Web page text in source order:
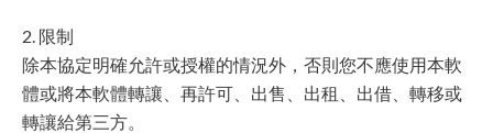
2. 限制
除本協定明確允許或授權的情況外，否則您不應使用本軟
體或將本軟體轉讓、再許可、出售、出租、出借、轉移或
轉讓給第三方。